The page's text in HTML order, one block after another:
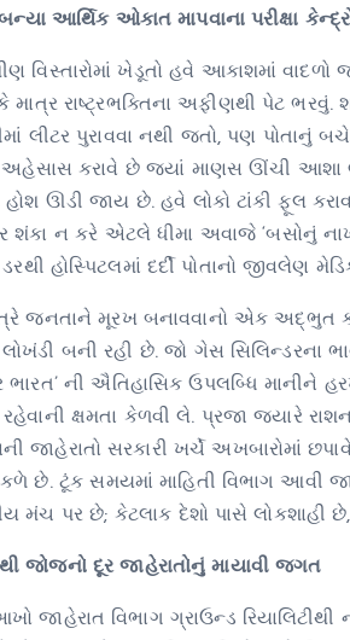
આર્થિક ઓકાત માપવાના પરીક્ષા
વિસ્તારોમાં ખેડૂતો હવે આકાશમાં
કે માત્ર રાષ્ટ્રભક્તિના અફીણથી પેટ
લીટર પુરાવવા નથી જતો, પણ પોતાનું
અહેસાસ કરાવે છે જ્યાં માણસ ઊંચી આશા
ઊડી જાય છે. હવે લોકો ટાંકી ફૂલ
શંકા ન કરે એટલે ધીમા અવાજે ‘બસોનું
હોસ્પિટલમાં દર્દી પોતાનો જીવલેણ
તંત્રે જનતાને મૂરખ બનાવવાનો એક અદ્ભુત
લોખંડી બની રહી છે. જો ગેસ સિલિન્ડરના
ભારત’ ની ઐતિહાસિક ઉપલબ્ધિ માનીને
ક્ષમતા કેળવી લે. પ્રજા જ્યારે
જાહેરાતો સરકારી ખર્ચે અખબારોમાં
છે. ટૂંક સમયમાં માહિતી વિભાગ આવી
મંચ પર છે; કેટલાક દેશો પાસે લોકશાહી
જોજનો દૂર જાહેરાતોનું માયાવી જગત
જાહેરાત વિભાગ ગ્રાઉન્ડ રિયાલિટીથી